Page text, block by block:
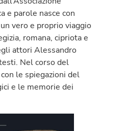
e parole nasce con
vero e proprio viaggio
romana, cipriota e
attori Alessandro
Nel corso del
le spiegazioni del
e le memorie dei